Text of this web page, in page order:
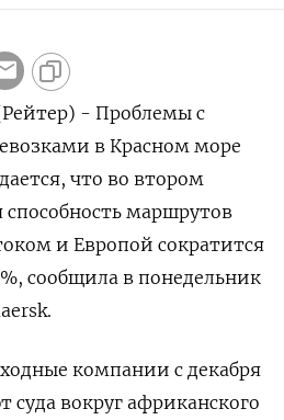
- Проблемы с
в Красном море
что во втором
способность маршрутов
и Европой сократится
сообщила в понедельник
компании с декабря
суда вокруг африканского